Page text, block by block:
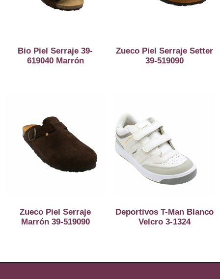
Bio Piel Serraje 39-
619040 Marrón
Zueco Piel Serraje Setter
39-519090
Zueco Piel Serraje
Marrón 39-519090
Deportivos T-Man Blanco
Velcro 3-1324